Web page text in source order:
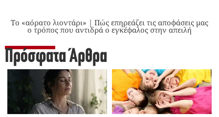
Το «αόρατο λιοντάρι» | Πώς επηρεάζει τις αποφάσεις μας
ο τρόπος που αντιδρά ο εγκέφαλος στην απειλή
Πρόσφατα Άρθρα